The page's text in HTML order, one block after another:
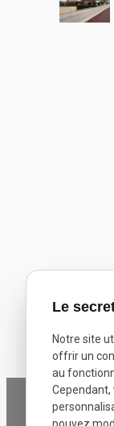
Le
Notre site
offrir un
au
Cependant,
pouvez